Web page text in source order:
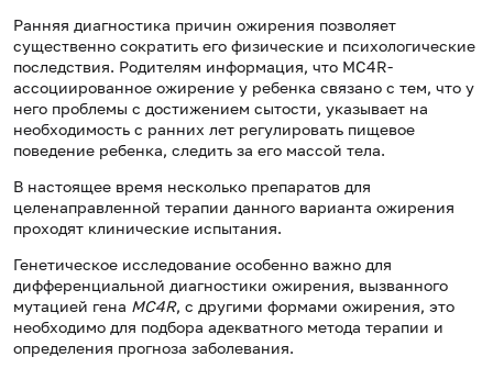
Ранняя диагностика причин ожирения позволяет
существенно сократить его физические и психологические
последствия. Родителям информация, что MC4R-
ассоциированное ожирение у ребенка связано с тем, что у
него проблемы с достижением сытости, указывает на
необходимость с ранних лет регулировать пищевое
поведение ребенка, следить за его массой тела.
В настоящее время несколько препаратов для
целенаправленной терапии данного варианта ожирения
проходят клинические испытания.
Генетическое исследование особенно важно для
дифференциальной диагностики ожирения, вызванного
мутацией гена MC4R, с другими формами ожирения, это
необходимо для подбора адекватного метода терапии и
определения прогноза заболевания.